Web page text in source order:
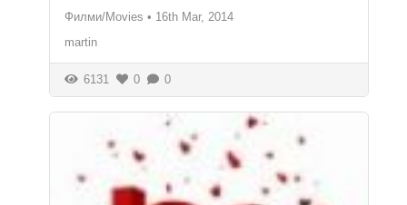
Филми/Movies • 16th Mar, 2014
martin
6131 0 0